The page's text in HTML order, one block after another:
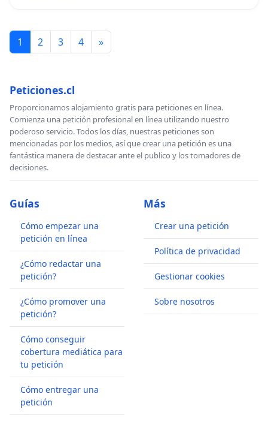
1 2 3 4 »
Peticiones.cl
Proporcionamos alojamiento gratis para peticiones en línea.
Comienza una petición profesional en línea utilizando nuestro
poderoso servicio. Todos los días, nuestras peticiones son
mencionadas por los medios, así que crear una petición es una
fantástica manera de destacar ante el publico y los tomadores de
decisiones.
Guías
Cómo empezar una
petición en línea
¿Cómo redactar una
petición?
¿Cómo promover una
petición?
Cómo conseguir
cobertura mediática para
tu petición
Cómo entregar una
petición
Más
Crear una petición
Política de privacidad
Gestionar cookies
Sobre nosotros